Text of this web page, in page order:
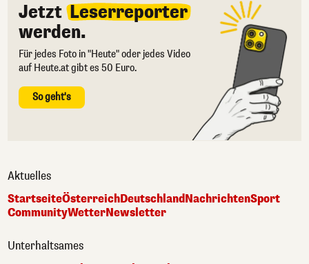
Jetzt Leserreporter
werden.
Für jedes Foto in "Heute" oder jedes Video
auf Heute.at gibt es 50 Euro.
So geht's
Aktuelles
StartseiteÖsterreichDeutschlandNachrichtenSport
CommunityWetterNewsletter
Unterhaltsames